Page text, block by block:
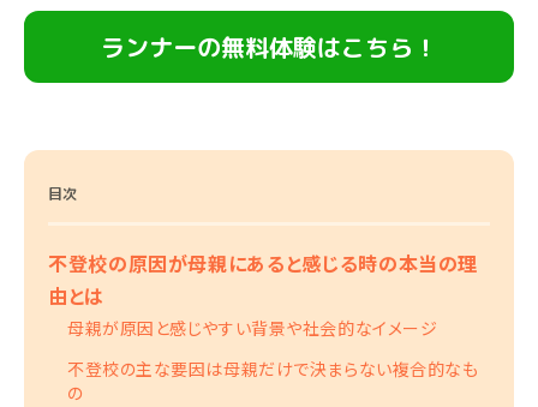
ランナーの無料体験はこちら！
目次
不登校の原因が母親にあると感じる時の本当の理
由とは
母親が原因と感じやすい背景や社会的なイメージ
不登校の主な要因は母親だけで決まらない複合的なも
の